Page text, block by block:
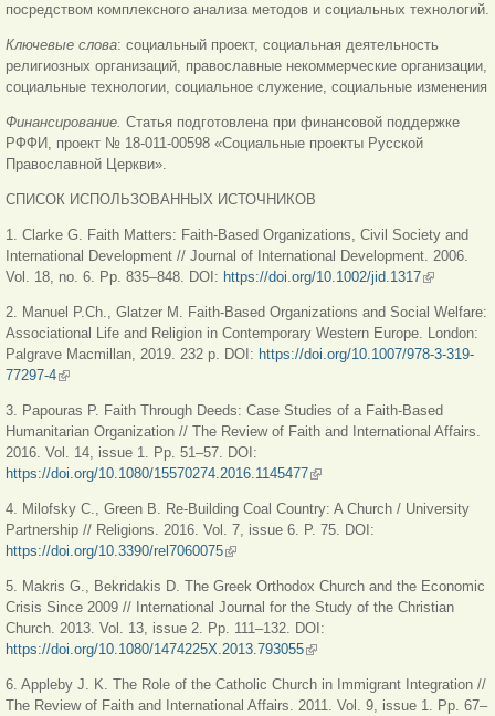
посредством комплексного анализа методов и социальных технологий.
Ключевые слова: социальный проект, социальная деятельность
религиозных организаций, православные некоммерческие организации,
социальные технологии, социальное служение, социальные изменения
Финансирование. Статья подготовлена при финансовой поддержке
РФФИ, проект № 18-011-00598 «Социальные проекты Русской
Православной Церкви».
СПИСОК ИСПОЛЬЗОВАННЫХ ИСТОЧНИКОВ
1. Clarke G. Faith Matters: Faith-Based Organizations, Civil Society and
International Development // Journal of International Development. 2006.
Vol. 18, no. 6. Рp. 835–848. DOI: https://doi.org/10.1002/jid.1317(внешняя
2. Manuel P.Ch., Glatzer M. Faith-Based Organizations and Social Welfare:
Associational Life and Religion in Contemporary Western Europe. London:
Palgrave Macmillan, 2019. 232 p. DOI: https://doi.org/10.1007/978-3-319-
77297-4(внешняя ссылка)
3. Papouras P. Faith Through Deeds: Case Studies of a Faith-Based
Humanitarian Organization // The Review of Faith and International Affairs.
2016. Vol. 14, issue 1. Pp. 51–57. DOI:
https://doi.org/10.1080/15570274.2016.1145477(внешняя ссылка)
4. Milofsky C., Green B. Re-Building Coal Country: A Church / University
Partnership // Religions. 2016. Vol. 7, issue 6. P. 75. DOI:
https://doi.org/10.3390/rel7060075(внешняя ссылка)
5. Makris G., Bekridakis D. The Greek Orthodox Church and the Economic
Crisis Since 2009 // International Journal for the Study of the Christian
Church. 2013. Vol. 13, issue 2. Pp. 111–132. DOI:
https://doi.org/10.1080/1474225X.2013.793055(внешняя ссылка)
6. Appleby J. K. The Role of the Catholic Church in Immigrant Integration //
The Review of Faith and International Affairs. 2011. Vol. 9, issue 1. Pp. 67–